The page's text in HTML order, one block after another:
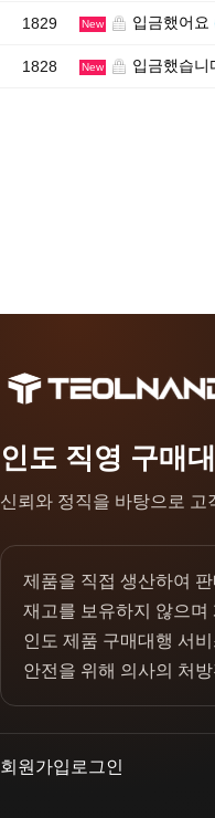
1829 New 입금했어요
1828 New 입금했습니
인도 직영 구매
신뢰와 정직을 바탕으로 고
제품을 직접 생산하여
재고를 보유하지 않으
인도 제품 구매대행 서
안전을 위해 의사의 처
회원가입로그인